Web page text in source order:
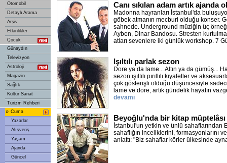
Otomobil
Detaylı Arama
Arşiv
Etkinlikler
Çocuk
Günaydın
Televizyon
Astroloji
Magazin
Sağlık
Kültür Sanat
Turizm Rehberi
» Cuma
Yazarlar
Alışveriş
Yaşam
Ajanda
Güncel
Canı sıkılan adam artık ajanda
Madonna hayranları İstanbul'da
göbek atmanın mecburi olduğu konser.
sahnede. Underground müziğin üç
Ayben, Dinar Bandosu. Stresten
atları sevenlere iki günlük workshop. 7
Işıltılı parlak sezon
Dore ya da lame... Altın ya da gümüş...
sezon ışıltılı pırıltılı kıyafetler ve
çok gösterişli olduğu düşüncesiyle
lame ve dore, artık gündelik hayatın
devamı
Beyoğlu'nda bir kitap müptelâsı
İstanbul'un yetkin ve ünlü sahaflarından
sahaflığın inceliklerini, formasyonlarını
anlattı: "Biz sahaflar körler ülkesinde